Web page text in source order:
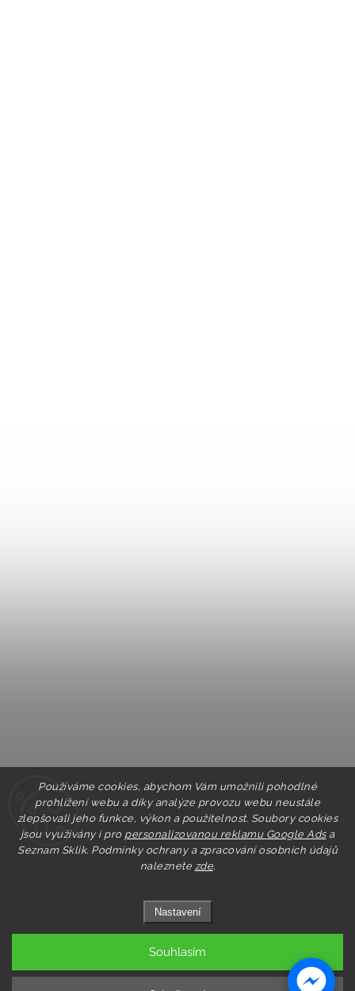
Používáme cookies, abychom Vám umožnili pohodlné
prohlížení webu a díky analýze provozu webu neustále
zlepšovali jeho funkce, výkon a použitelnost. Soubory cookies
jsou využívány i pro personalizovanou reklamu Google Adsa
Seznam Sklik. Podmínky ochrany a zpracování osobních údajů
naleznete zde.
Nastavení
Souhlasím
Copyright 2026Pastry.cz. Všechna práva vyhrazena.
Upravit nastavení cookies